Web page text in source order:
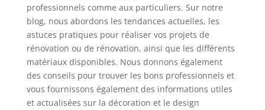
professionnels comme aux particuliers. Sur notre
blog, nous abordons les tendances actuelles, les
astuces pratiques pour réaliser vos projets de
rénovation ou de rénovation, ainsi que les différents
matériaux disponibles. Nous donnons également
des conseils pour trouver les bons professionnels et
vous fournissons également des informations utiles
et actualisées sur la décoration et le design